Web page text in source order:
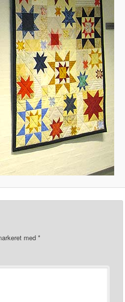
med *